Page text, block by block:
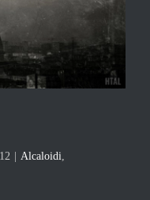
| Alcaloidi